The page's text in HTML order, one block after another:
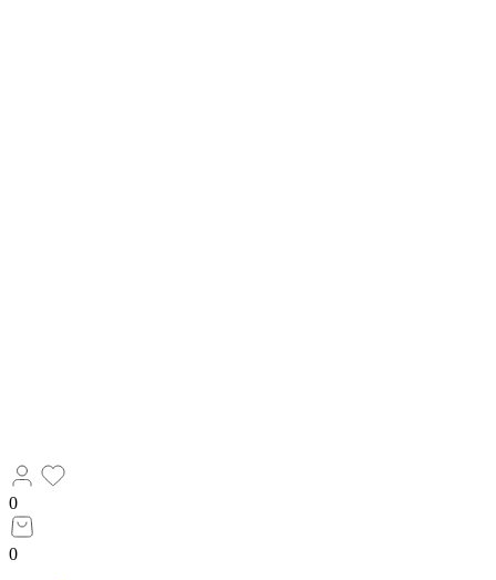
0
0